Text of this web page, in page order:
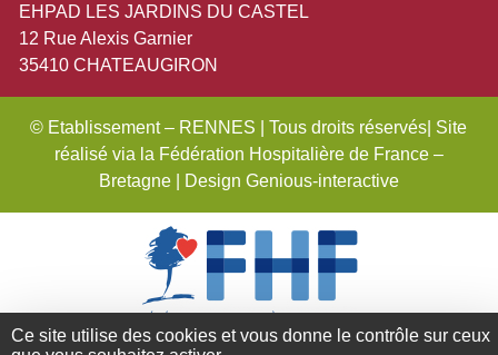
EHPAD LES JARDINS DU CASTEL
12 Rue Alexis Garnier
35410 CHATEAUGIRON
© Etablissement – RENNES | Tous droits réservés| Site
réalisé via la Fédération Hospitalière de France –
Bretagne | Design Genious-interactive
Ce site utilise des cookies et vous donne le contrôle sur ceux